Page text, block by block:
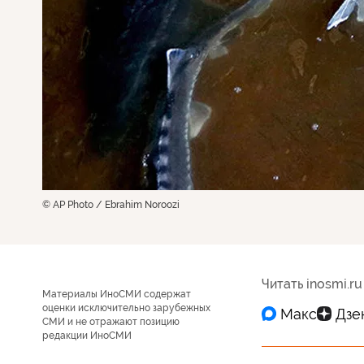
© AP Photo / Ebrahim Noroozi
Материалы ИноСМИ содержат
оценки исключительно зарубежных
СМИ и не отражают позицию
редакции ИноСМИ
Читать inosmi.ru